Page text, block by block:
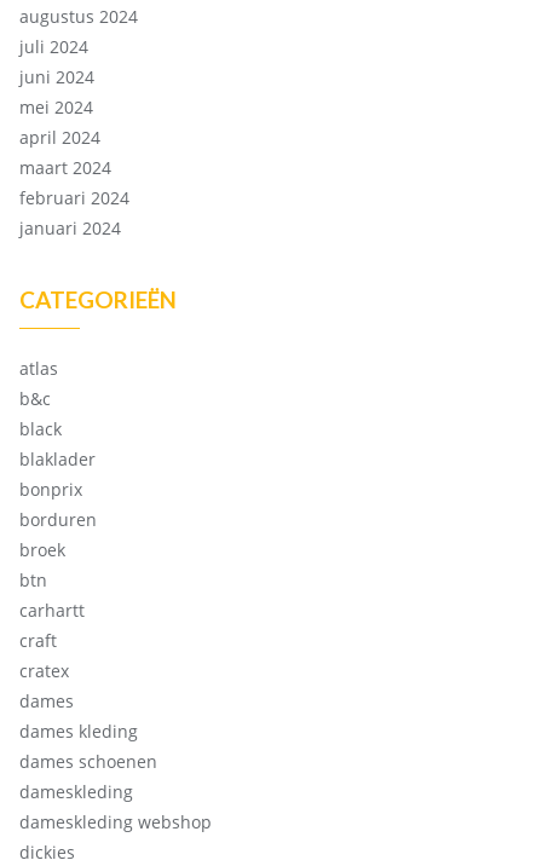
augustus 2024
juli 2024
juni 2024
mei 2024
april 2024
maart 2024
februari 2024
januari 2024
CATEGORIEËN
atlas
b&c
black
blaklader
bonprix
borduren
broek
btn
carhartt
craft
cratex
dames
dames kleding
dames schoenen
dameskleding
dameskleding webshop
dickies